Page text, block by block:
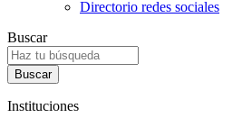
Directorio redes sociales
Buscar
Instituciones